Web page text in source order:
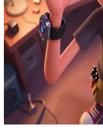
Bob
Bob si mahasiswa teknik yang
Bob adalah seorang
mengerjakan proyek robotika
User adalah teman
Bob dengan semangat
menguji coba penemuan
Show more